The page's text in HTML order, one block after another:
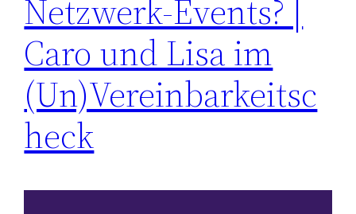
Netzwerk-Events? |
Caro und Lisa im
(Un)Vereinbarkeitsc
heck